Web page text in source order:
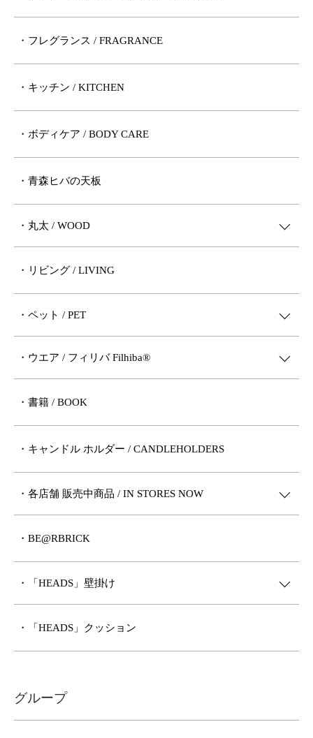
・フレグランス / FRAGRANCE
・キッチン / KITCHEN
・ボディケア / BODY CARE
・青森ヒバの天板
・丸太 / WOOD
・リビング / LIVING
・ペット / PET
・ウエア / フィリバ Filhiba®︎
・書籍 / BOOK
・キャンドル ホルダー / CANDLEHOLDERS
・各店舗 販売中商品 / IN STORES NOW
・BE@RBRICK
・「HEADS」壁掛け
・「HEADS」クッション
グループ